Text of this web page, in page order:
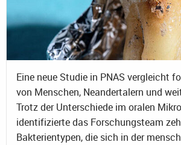
Eine neue Studie in PNAS vergleicht
von Menschen, Neandertalern und
Trotz der Unterschiede im oralen
identifizierte das Forschungsteam
Bakterientypen, die sich in der